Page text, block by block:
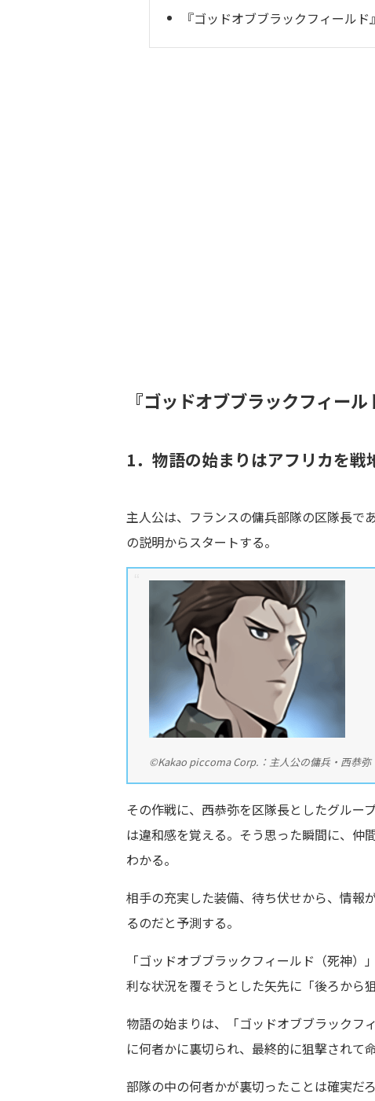
『ゴッドオブブラックフィール
『ゴッドオブブラックフィー
1．物語の始まりはアフリカを戦
主人公は、フランスの傭兵部隊の区隊長で
の説明からスタートする。
©Kakao piccoma Corp.：主人公の傭兵・西恭弥
その作戦に、西恭弥を区隊長としたグルー
は違和感を覚える。そう思った瞬間に、仲
わかる。
相手の充実した装備、待ち伏せから、情報
るのだと予測する。
「ゴッドオブブラックフィールド（死神
利な状況を覆そうとした矢先に「後ろから
物語の始まりは、「ゴッドオブブラックフ
に何者かに裏切られ、最終的に狙撃されて
部隊の中の何者かが裏切ったことは確実だろ